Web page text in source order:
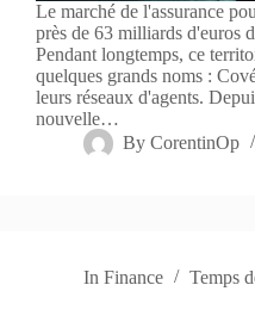
Le marché de l'assurance
près de 63 milliards d'euros
Pendant longtemps, ce
quelques grands noms :
leurs réseaux d'agents.
nouvelle…
By CorentinOp
In Finance Temps